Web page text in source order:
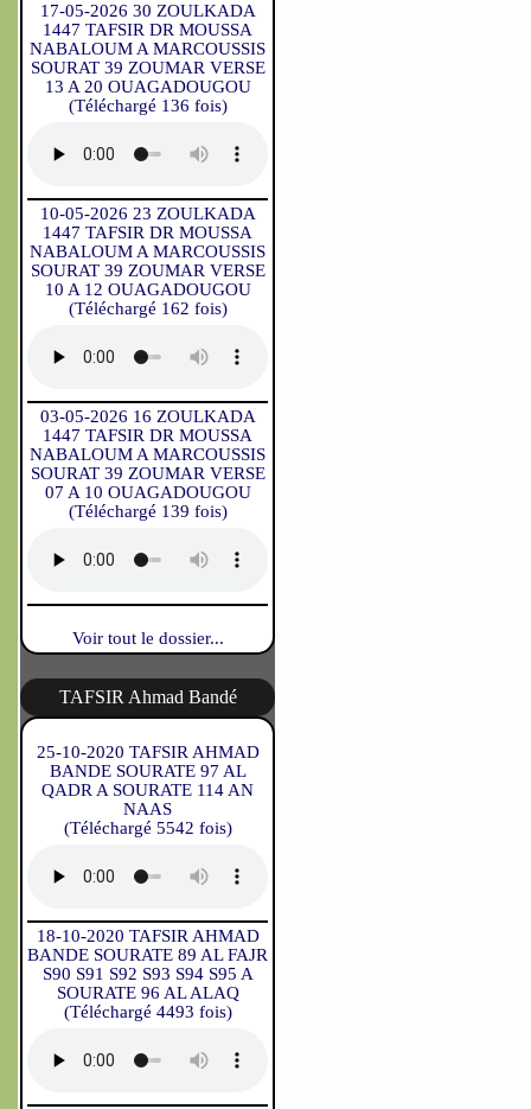
17-05-2026 30 ZOULKADA
1447 TAFSIR DR MOUSSA
NABALOUM A MARCOUSSIS
SOURAT 39 ZOUMAR VERSE
13 A 20 OUAGADOUGOU
(Téléchargé 136 fois)
10-05-2026 23 ZOULKADA
1447 TAFSIR DR MOUSSA
NABALOUM A MARCOUSSIS
SOURAT 39 ZOUMAR VERSE
10 A 12 OUAGADOUGOU
(Téléchargé 162 fois)
03-05-2026 16 ZOULKADA
1447 TAFSIR DR MOUSSA
NABALOUM A MARCOUSSIS
SOURAT 39 ZOUMAR VERSE
07 A 10 OUAGADOUGOU
(Téléchargé 139 fois)
Voir tout le dossier...
TAFSIR Ahmad Bandé
25-10-2020 TAFSIR AHMAD
BANDE SOURATE 97 AL
QADR A SOURATE 114 AN
NAAS
(Téléchargé 5542 fois)
18-10-2020 TAFSIR AHMAD
BANDE SOURATE 89 AL FAJR
S90 S91 S92 S93 S94 S95 A
SOURATE 96 AL ALAQ
(Téléchargé 4493 fois)